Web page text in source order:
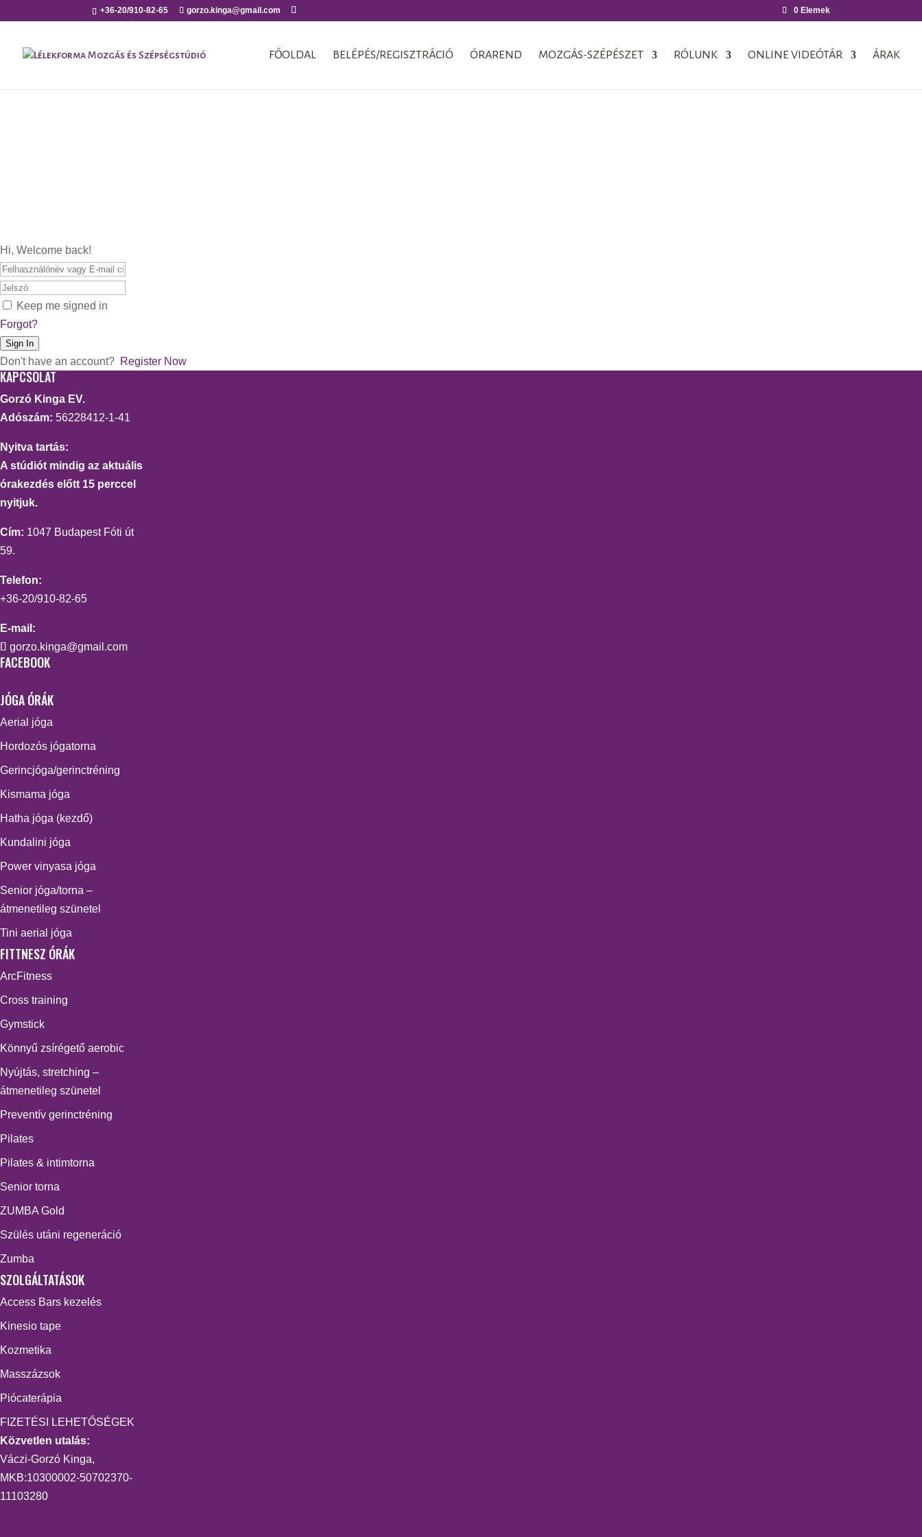
+36-20/910-82-65 gorzo.kinga@gmail.com 0 Elemek
FŐOLDAL BELÉPÉS/REGISZTRÁCIÓ ÓRAREND MOZGÁS-SZÉPÉSZET RÓLUNK ONLINE VIDEÓTÁR ÁRAK
Hi, Welcome back!
Keep me signed in
Forgot?
Sign In
Don't have an account? Register Now
KAPCSOLAT
Gorzó Kinga EV.
Adószám: 56228412-1-41
Nyitva tartás:
A stúdiót mindig az aktuális
órakezdés előtt 15 perccel
nyitjuk.
Cím: 1047 Budapest Fóti út
59.
Telefon:
+36-20/910-82-65
E-mail:
gorzo.kinga@gmail.com
FACEBOOK
JÓGA ÓRÁK
Aerial jóga
Hordozós jógatorna
Gerincjóga/gerinctréning
Kismama jóga
Hatha jóga (kezdő)
Kundalini jóga
Power vinyasa jóga
Senior jóga/torna –
átmenetileg szünetel
Tini aerial jóga
FITTNESZ ÓRÁK
ArcFitness
Cross training
Gymstick
Könnyű zsírégető aerobic
Nyújtás, stretching –
átmenetileg szünetel
Preventív gerinctréning
Pilates
Pilates & intimtorna
Senior torna
ZUMBA Gold
Szülés utáni regeneráció
Zumba
SZOLGÁLTATÁSOK
Access Bars kezelés
Kinesio tape
Kozmetika
Masszázsok
Piócaterápia
FIZETÉSI LEHETŐSÉGEK
Közvetlen utalás:
Váczi-Gorzó Kinga,
MKB:10300002-50702370-
11103280